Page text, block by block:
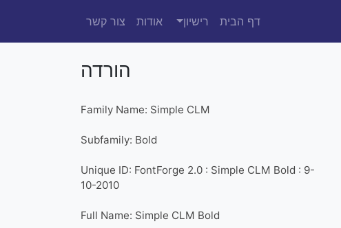
דף הבית רישיון אודות צור קשר
הורדה
Family Name: Simple CLM
Subfamily: Bold
Unique ID: FontForge 2.0 : Simple CLM Bold : 9-
10-2010
Full Name: Simple CLM Bold